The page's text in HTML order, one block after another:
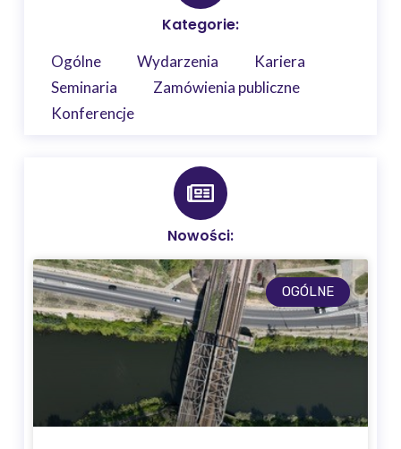
Kategorie:
Ogólne Wydarzenia
Kariera
Seminaria
Zamówienia publiczne
Konferencje
Nowości:
OGÓLNE